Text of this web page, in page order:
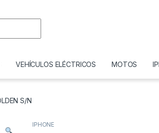
VEHÍCULOS ELÉCTRICOS MOTOS
S/N
IPHONE